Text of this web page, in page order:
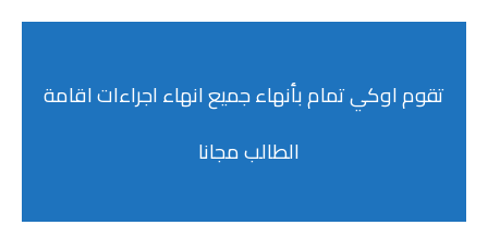
تقوم اوكي تمام بأنهاء جميع انهاء اجراءات اقامة
الطالب مجانا